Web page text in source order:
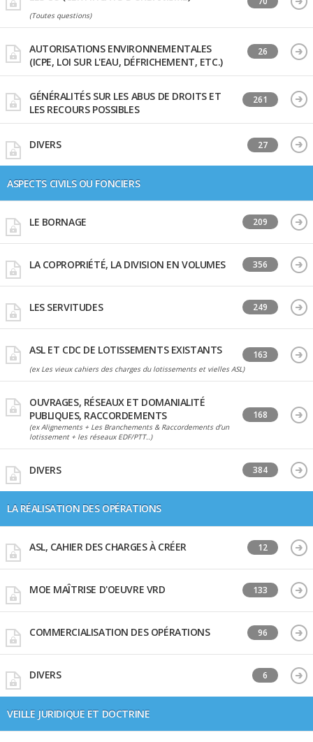
(Toutes questions)
AUTORISATIONS ENVIRONNEMENTALES
(ICPE, LOI SUR L'EAU, DÉFRICHEMENT, ETC.)
26
GÉNÉRALITÉS SUR LES ABUS DE DROITS ET
LES RECOURS POSSIBLES
261
DIVERS 27
ASPECTS CIVILS OU FONCIERS
LE BORNAGE 209
LA COPROPRIÉTÉ, LA DIVISION EN VOLUMES 356
LES SERVITUDES 249
ASL ET CDC DE LOTISSEMENTS EXISTANTS
(ex Les vieux cahiers des charges du lotissements et vielles ASL)
163
OUVRAGES, RÉSEAUX ET DOMANIALITÉ
PUBLIQUES, RACCORDEMENTS
(ex Alignements + Les Branchements & Raccordements d’un
lotissement + les réseaux EDF/PTT..)
168
DIVERS 384
LA RÉALISATION DES OPÉRATIONS
ASL, CAHIER DES CHARGES À CRÉER 12
MOE MAÎTRISE D'OEUVRE VRD 133
COMMERCIALISATION DES OPÉRATIONS 96
DIVERS 6
VEILLE JURIDIQUE ET DOCTRINE